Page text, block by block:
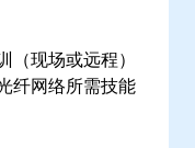
现场或远程）
纤网络所需技能